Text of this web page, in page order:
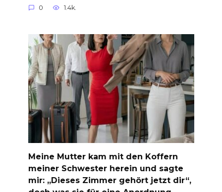
0 1.4k.
Meine Mutter kam mit den Koffern
meiner Schwester herein und sagte
mir: „Dieses Zimmer gehört jetzt dir“,